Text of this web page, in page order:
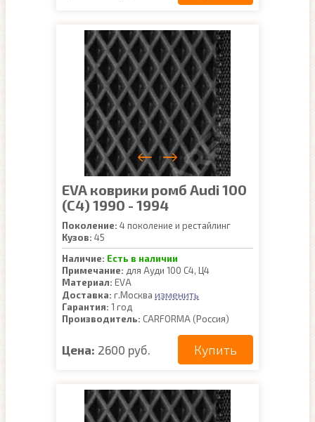
EVA коврики ромб Audi 100
(C4) 1990 - 1994
Поколение: 4 поколение и рестайлинг
Кузов: 45
Наличие: Есть в наличии
Примечание: для Ауди 100 С4, Ц4
Материал: EVA
Доставка: г.Москва изменить
Гарантия: 1 год
Производитель: CARFORMA (Россия)
Цена: 2600 руб. Купить